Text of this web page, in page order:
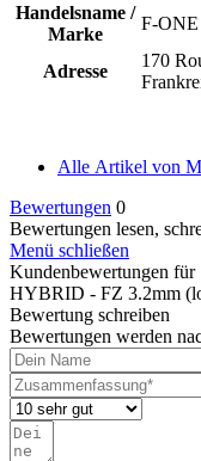
Handelsname /
Marke
F-
Adresse
170
Alle Artikel von
Bewertungen 0
Bewertungen lesen,
Menü schließen
Kundenbewertungen
HYBRID - FZ 3.2mm
Bewertung schreiben
Bewertungen werden